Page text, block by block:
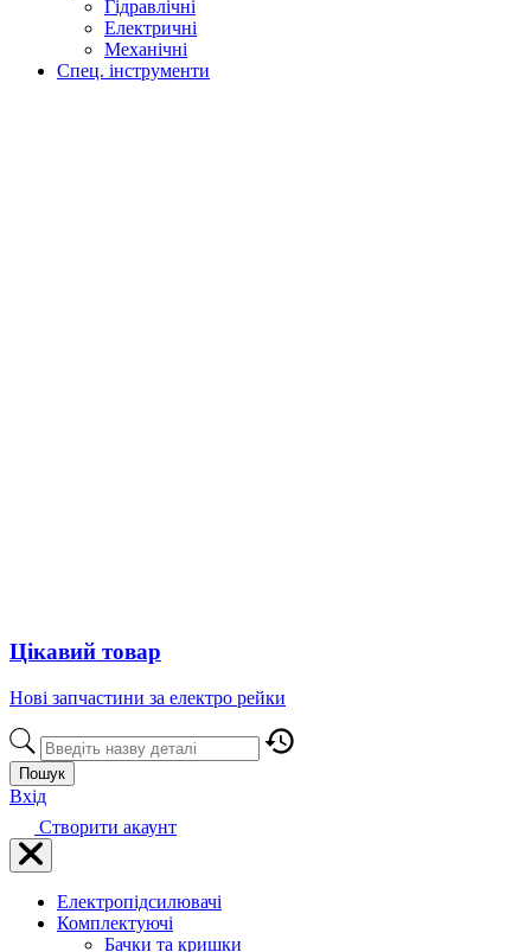
Гідравлічні
Електричні
Механічні
Спец. інструменти
Цікавий товар
Нові запчастини за електро рейки
Пошук
Вхід
Створити акаунт
Електропідсилювачі
Комплектуючі
Бачки та кришки